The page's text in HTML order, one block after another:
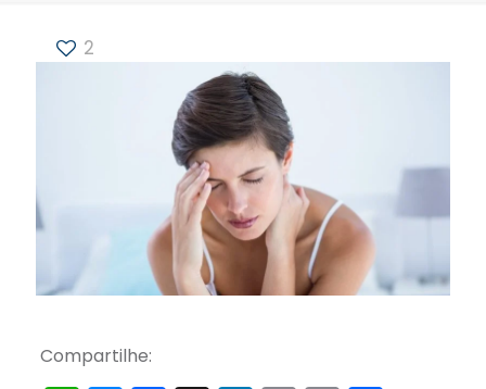
2
Compartilhe: